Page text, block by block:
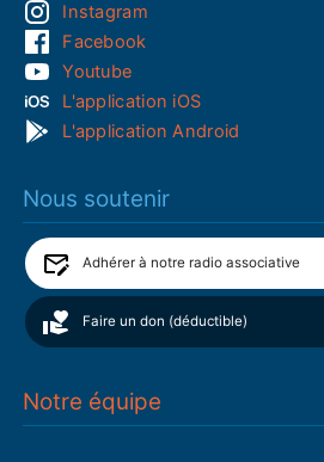
Instagram
Facebook
Youtube
L'application iOS
L'application Android
Nous soutenir
Adhérer à notre radio associative
Faire un don (déductible)
Notre équipe